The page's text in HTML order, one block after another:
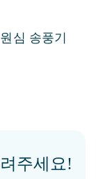
심 송풍기
주세요!